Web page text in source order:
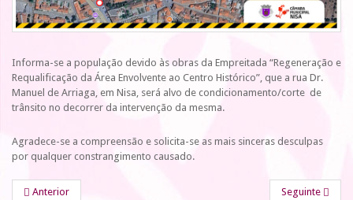
Informa-se a população devido às obras da Empreitada “Regeneração e
Requalificação da Área Envolvente ao Centro Histórico”, que a rua Dr.
Manuel de Arriaga, em Nisa, será alvo de condicionamento/corte de
trânsito no decorrer da intervenção da mesma.
Agradece-se a compreensão e solicita-se as mais sinceras desculpas
por qualquer constrangimento causado.
Anterior Seguinte